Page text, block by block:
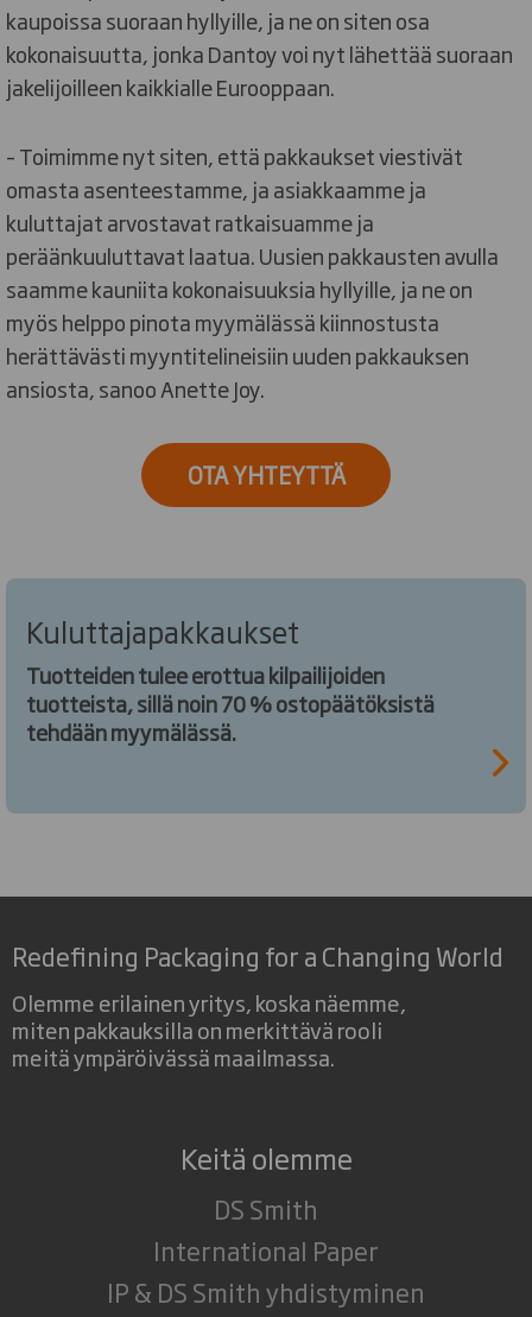
kaupoissa suoraan hyllyille, ja ne on siten osa
kokonaisuutta, jonka Dantoy voi nyt lähettää suoraan
jakelijoilleen kaikkialle Eurooppaan.
– Toimimme nyt siten, että pakkaukset viestivät
omasta asenteestamme, ja asiakkaamme ja
kuluttajat arvostavat ratkaisuamme ja
peräänkuuluttavat laatua. Uusien pakkausten avulla
saamme kauniita kokonaisuuksia hyllyille, ja ne on
myös helppo pinota myymälässä kiinnostusta
herättävästi myyntitelineisiin uuden pakkauksen
ansiosta, sanoo Anette Joy.
OTA YHTEYTTÄ
Kuluttajapakkaukset
Tuotteiden tulee erottua kilpailijoiden
tuotteista, sillä noin 70 % ostopäätöksistä
tehdään myymälässä.
Redefining Packaging for a Changing World
Olemme erilainen yritys, koska näemme,
miten pakkauksilla on merkittävä rooli
meitä ympäröivässä maailmassa.
Keitä olemme
DS Smith
International Paper
IP & DS Smith yhdistyminen